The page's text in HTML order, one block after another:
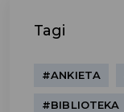
Tagi
#ANKIETA
#BIBLIOTEKA